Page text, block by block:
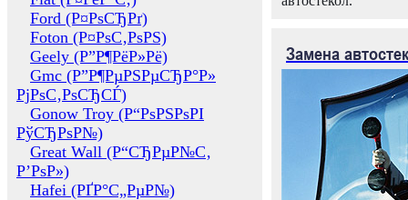
Ford (Р¤РѕСЂРґ)
Foton (Р¤РѕС‚РѕРЅ)
Geely (Р”Р¶РёР»Рё)
Gmc (Р”Р¶РµРЅРµСЂР°Р»
РјРѕС‚РѕСЂСЃ)
Gonow Troy (Р“РѕРЅРѕРІ
РўСЂРѕР№)
Great Wall (Р“СЂРµР№С‚
Р’РѕР»)
Hafei (РҐР°С„РµР№)
Замена